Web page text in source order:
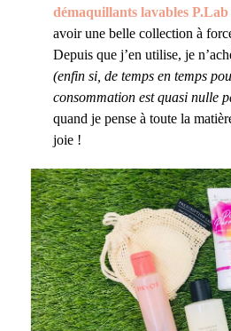
démaquillants lavables
avoir une belle collection à
Depuis que j’en utilise, je
(enfin si, de temps en temps
consommation est quasi nulle
quand je pense à toute la
joie !